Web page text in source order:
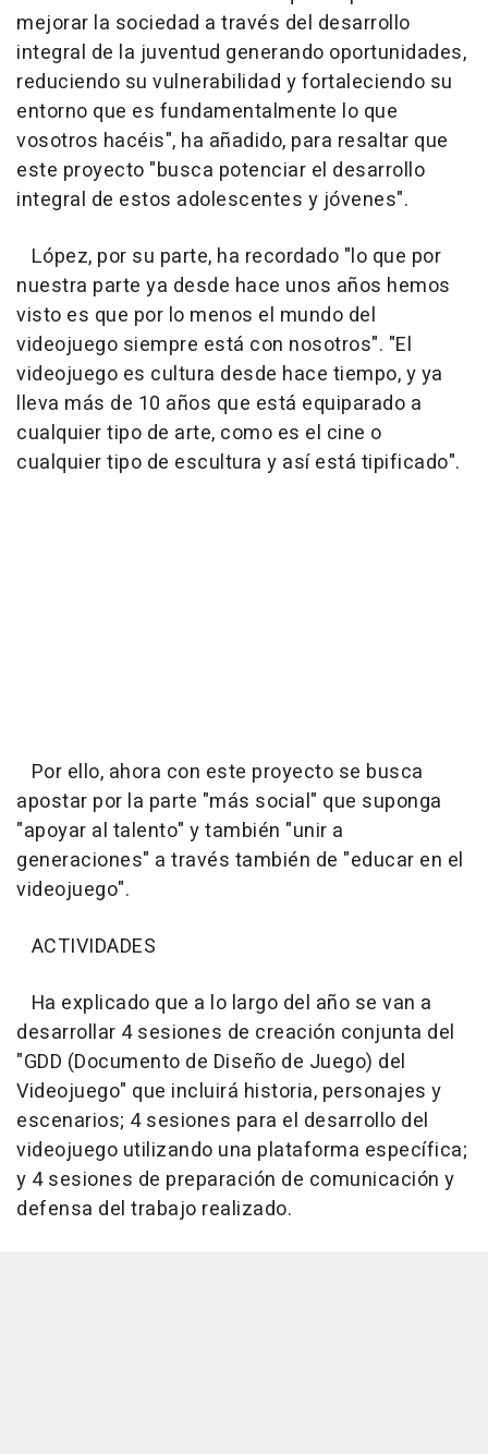
mejorar la sociedad a través del desarrollo
integral de la juventud generando oportunidades,
reduciendo su vulnerabilidad y fortaleciendo su
entorno que es fundamentalmente lo que
vosotros hacéis", ha añadido, para resaltar que
este proyecto "busca potenciar el desarrollo
integral de estos adolescentes y jóvenes".
López, por su parte, ha recordado "lo que por
nuestra parte ya desde hace unos años hemos
visto es que por lo menos el mundo del
videojuego siempre está con nosotros". "El
videojuego es cultura desde hace tiempo, y ya
lleva más de 10 años que está equiparado a
cualquier tipo de arte, como es el cine o
cualquier tipo de escultura y así está tipificado".
Por ello, ahora con este proyecto se busca
apostar por la parte "más social" que suponga
"apoyar al talento" y también "unir a
generaciones" a través también de "educar en el
videojuego".
ACTIVIDADES
Ha explicado que a lo largo del año se van a
desarrollar 4 sesiones de creación conjunta del
"GDD (Documento de Diseño de Juego) del
Videojuego" que incluirá historia, personajes y
escenarios; 4 sesiones para el desarrollo del
videojuego utilizando una plataforma específica;
y 4 sesiones de preparación de comunicación y
defensa del trabajo realizado.